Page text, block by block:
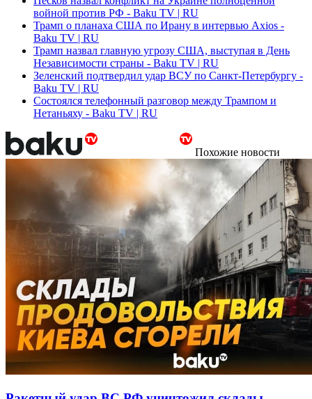
войной против РФ - Baku TV | RU
Трамп о планаха США по Ирану в интервью Axios -
Baku TV | RU
Трамп назвал главную угрозу США, выступая в День
Независимости страны - Baku TV | RU
Зеленский подтвердил удар ВСУ по Санкт-Петербургу -
Baku TV | RU
Состоялся телефонный разговор между Трампом и
Нетаньяху - Baku TV | RU
Похожие новости